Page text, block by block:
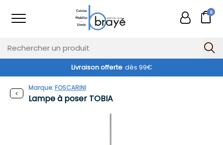
0
Livraison offerte dès 99€
Lampe à poser TOBIA
Marque:FOSCARINI